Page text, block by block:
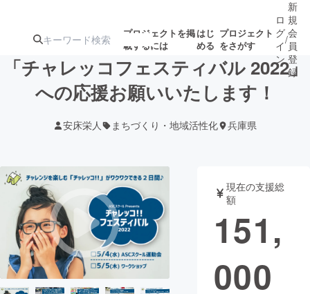
プロジェクトを掲
載するには
はじ
める
プロジェクト
をさがす
注目のリ
ターン
ジェクト
募集終了が近いプ
ロジェクト
されます
アート・写真 音楽
テクノロジー・ガジェット ゲーム・サ
映像・映画
ロ
グ
イ
ン
/
新
規
会
員
登
録
「チャレッコフェスティバル 2022」
への応援お願いいたします！
安床栄人 まちづくり・地域活性化 兵庫県
現在の支援総
額
151,
000